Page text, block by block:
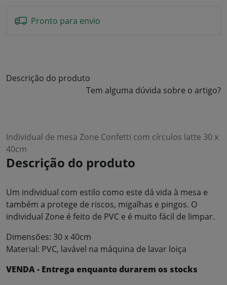
Pronto para envio
Descrição do produto
Tem alguma dúvida sobre o artigo?
Individual de mesa Zone Confetti com círculos latte 30 x
40cm
Descrição do produto
Um individual com estilo como este dá vida à mesa e
também a protege de riscos, migalhas e pingos. O
individual Zone é feito de PVC e é muito fácil de limpar.
Dimensões: 30 x 40cm
Material: PVC, lavável na máquina de lavar loiça
VENDA - Entrega enquanto durarem os stocks